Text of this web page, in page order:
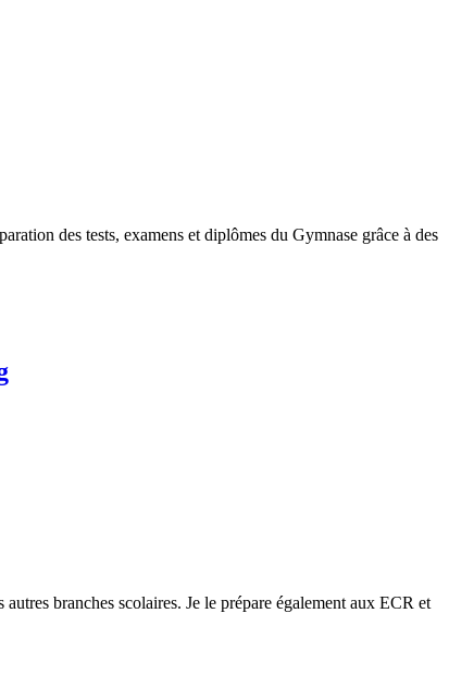
des tests, examens et diplômes du Gymnase grâce à des
branches scolaires. Je le prépare également aux ECR et